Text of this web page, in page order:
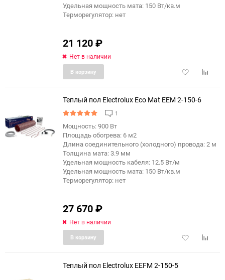
Удельная мощность мата: 150 Вт/кв.м
Терморегулятор: нет
21 120₽
Нет в наличии
Добавить
В корзину
Теплый пол Electrolux Eco Mat EEM 2-150-6
1
Мощность: 900 Вт
Площадь обогрева: 6 м2
Длина соединительного (холодного) провода: 2 м
Толщина мата: 3.9 мм
Удельная мощность кабеля: 12.5 Вт/м
Удельная мощность мата: 150 Вт/кв.м
Терморегулятор: нет
27 670₽
Нет в наличии
Добавить
В корзину
Теплый пол Electrolux EEFM 2-150-5